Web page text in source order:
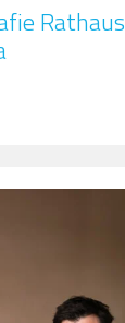
Rathaus